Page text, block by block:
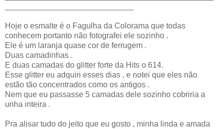
Hoje o esmalte é o Fagulha da Colorama que todas
conhecem portanto não fotografei ele sozinho .
Ele é um laranja quase cor de ferrugem .
Duas camadinhas .
E duas camadas do glitter forte da Hits o 614.
Esse glitter eu adquiri esses dias , e notei que eles não
estão tão concentrados como os antigos .
Nem que eu passasse 5 camadas dele sozinho cobriria a
unha inteira .
Pra alisar tudo do jeito que eu gosto , minha linda e amada